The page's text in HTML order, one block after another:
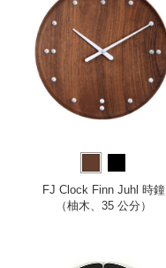
FJ Clock Finn Juhl 時鐘
（柚木、35 公分）